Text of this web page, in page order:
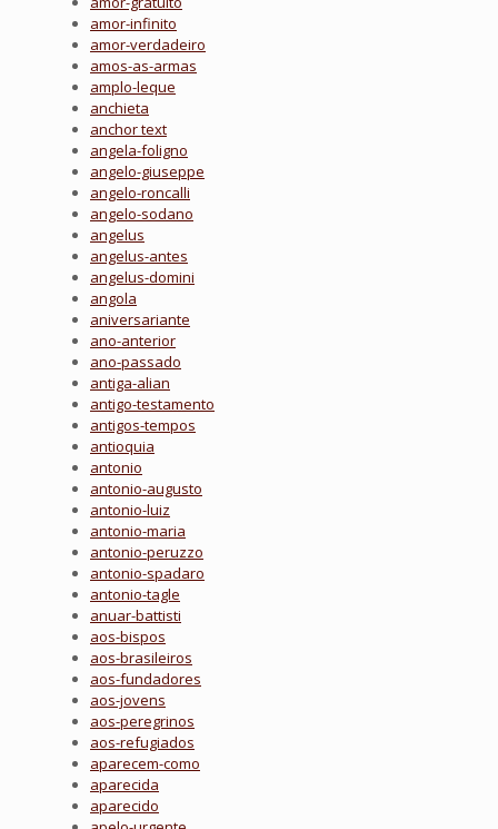
amor-infinito
amor-verdadeiro
amos-as-armas
amplo-leque
anchieta
anchor text
angela-foligno
angelo-giuseppe
angelo-roncalli
angelo-sodano
angelus
angelus-antes
angelus-domini
angola
aniversariante
ano-anterior
ano-passado
antiga-alian
antigo-testamento
antigos-tempos
antioquia
antonio
antonio-augusto
antonio-luiz
antonio-maria
antonio-peruzzo
antonio-spadaro
antonio-tagle
anuar-battisti
aos-bispos
aos-brasileiros
aos-fundadores
aos-jovens
aos-peregrinos
aos-refugiados
aparecem-como
aparecida
aparecido